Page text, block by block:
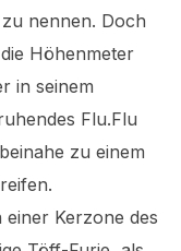
nennen. Doch
Höhenmeter
in seinem
Flu.Flu
zu einem
Kerzone des